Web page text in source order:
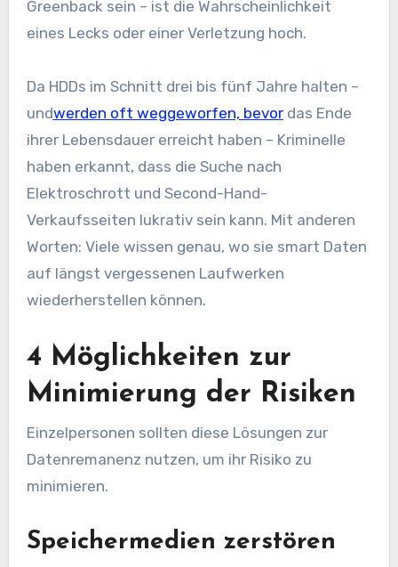
Greenback sein – ist die Wahrscheinlichkeit
eines Lecks oder einer Verletzung hoch.
Da HDDs im Schnitt drei bis fünf Jahre halten –
undwerden oft weggeworfen, bevordas Ende
ihrer Lebensdauer erreicht haben – Kriminelle
haben erkannt, dass die Suche nach
Elektroschrott und Second-Hand-
Verkaufsseiten lukrativ sein kann. Mit anderen
Worten: Viele wissen genau, wo sie smart Daten
auf längst vergessenen Laufwerken
wiederherstellen können.
4 Möglichkeiten zur
Minimierung der Risiken
Einzelpersonen sollten diese Lösungen zur
Datenremanenz nutzen, um ihr Risiko zu
minimieren.
Speichermedien zerstören